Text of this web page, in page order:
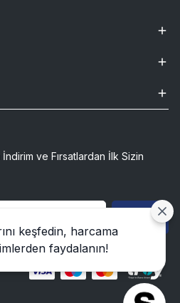
ve Fırsatlardan İlk Sizin
Gönder
keşfedin, harcama
faydalanın!